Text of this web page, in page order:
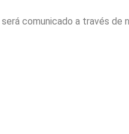
comunicado a través de